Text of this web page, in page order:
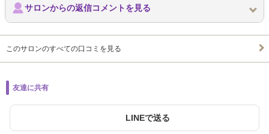
サロンからの返信コメントを見る
このサロンのすべての口コミを見る
友達に共有
LINEで送る